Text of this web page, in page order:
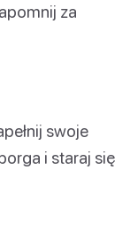
za
swoje
i staraj się